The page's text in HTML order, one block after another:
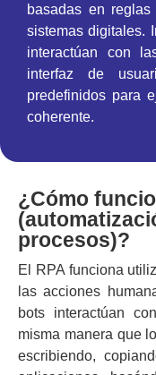
basadas en
sistemas digitales.
interactúan con
interfaz de
predefinidos para
coherente.
¿Cómo
procesos)?
El RPA funciona
las acciones
bots interactúan
misma manera que
escribiendo,